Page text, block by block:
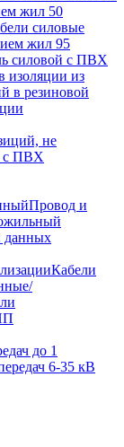
жил 50
силовые
жил 95
силовой с ПВХ
изоляции из
в резиновой
не
с ПВХ
Провод и
данных
Кабели
до 1
6-35 кВ